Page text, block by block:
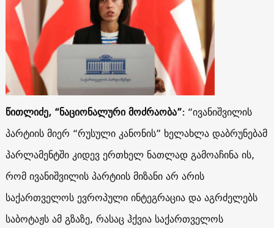
წითლიძე, “ნაციონალური მოძრაობა”:“ივანიშვილის
პარტიის მიერ “რუსული კანონის” ხელახლა დაბრუნებამ
პარლამენტში კიდევ ერთხელ ნათლად გამოაჩინა ის,
რომ ივანიშვილის პარტიის მიზანი არ არის
საქართველოს ევროპული ინტეგრაცია და აგრძელებს
საბოტაჟს ამ გზაზე, რასაც ჰქვია საქართველოს